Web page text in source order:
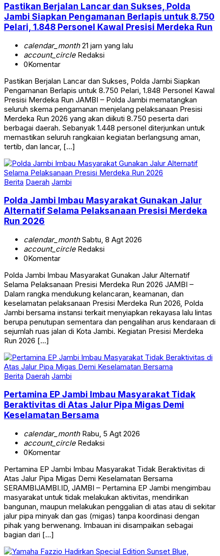
Pastikan Berjalan Lancar dan Sukses, Polda
Jambi Siapkan Pengamanan Berlapis untuk 8.750
Pelari, 1.848 Personel Kawal Presisi Merdeka Run
calendar_month21 jam yang lalu
account_circleRedaksi
0Komentar
Pastikan Berjalan Lancar dan Sukses, Polda Jambi Siapkan
Pengamanan Berlapis untuk 8.750 Pelari, 1.848 Personel Kawal
Presisi Merdeka Run JAMBI – Polda Jambi mematangkan
seluruh skema pengamanan menjelang pelaksanaan Presisi
Merdeka Run 2026 yang akan diikuti 8.750 peserta dari
berbagai daerah. Sebanyak 1.448 personel diterjunkan untuk
memastikan seluruh rangkaian kegiatan berlangsung aman,
tertib, dan lancar, […]
Berita Daerah Jambi
Polda Jambi Imbau Masyarakat Gunakan Jalur
Alternatif Selama Pelaksanaan Presisi Merdeka
Run 2026
calendar_monthSabtu, 8 Agt 2026
account_circleRedaksi
0Komentar
Polda Jambi Imbau Masyarakat Gunakan Jalur Alternatif
Selama Pelaksanaan Presisi Merdeka Run 2026 JAMBI –
Dalam rangka mendukung kelancaran, keamanan, dan
keselamatan pelaksanaan Presisi Merdeka Run 2026, Polda
Jambi bersama instansi terkait menyiapkan rekayasa lalu lintas
berupa penutupan sementara dan pengalihan arus kendaraan di
sejumlah ruas jalan di Kota Jambi. Kegiatan Presisi Merdeka
Run 2026 […]
Berita Daerah Jambi
Pertamina EP Jambi Imbau Masyarakat Tidak
Beraktivitas di Atas Jalur Pipa Migas Demi
Keselamatan Bersama
calendar_monthRabu, 5 Agt 2026
account_circleRedaksi
0Komentar
Pertamina EP Jambi Imbau Masyarakat Tidak Beraktivitas di
Atas Jalur Pipa Migas Demi Keselamatan Bersama
SERAMBIJAMBI.ID, JAMBI – Pertamina EP Jambi mengimbau
masyarakat untuk tidak melakukan aktivitas, mendirikan
bangunan, maupun melakukan penggalian di atas atau di sekitar
jalur pipa minyak dan gas (migas) tanpa koordinasi dengan
pihak yang berwenang. Imbauan ini disampaikan sebagai
bagian dari […]